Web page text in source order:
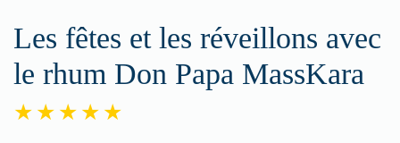
Les fêtes et les réveillons avec
le rhum Don Papa MassKara